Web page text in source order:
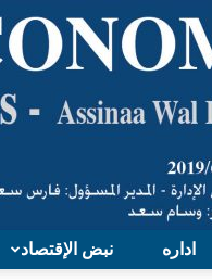
نبض الإقتصاد اداره